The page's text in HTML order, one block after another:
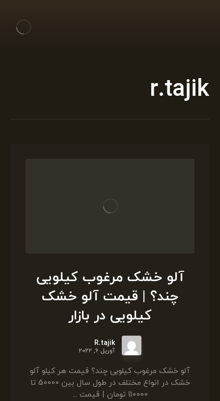
r.tajik
آلو خشک مرغوب کیلویی
چند؟ | قیمت آلو خشک
کیلویی در بازار
R.tajik
آوریل 6, 2022
آلو خشک مرغوب کیلویی چند؟ قیمت هر کیلو آلو
خشک در انواع مختلف در طول سال بین 50000 تا
110000 تومان | قیمت ...